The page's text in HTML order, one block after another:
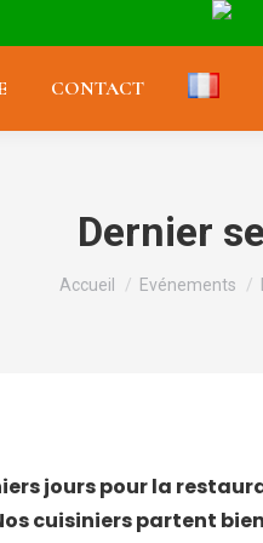
CONTACT
Dernier
Vous êtes ici :
Accueil Evénements
jours pour la
cuisiniers partent